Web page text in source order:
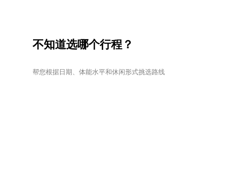
不知道选哪个行程？
帮您根据日期、体能水平和休闲形式挑选路线